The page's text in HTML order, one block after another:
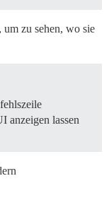
zu sehen, wo sie
anzeigen lassen